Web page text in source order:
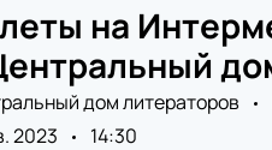
на
дом литераторов
2023
14:30